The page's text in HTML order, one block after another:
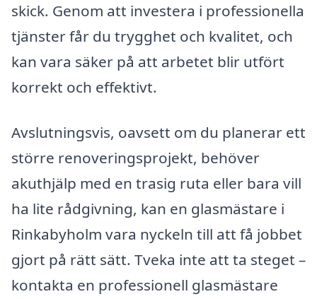
skick. Genom att investera i professionella
tjänster får du trygghet och kvalitet, och
kan vara säker på att arbetet blir utfört
korrekt och effektivt.
Avslutningsvis, oavsett om du planerar ett
större renoveringsprojekt, behöver
akuthjälp med en trasig ruta eller bara vill
ha lite rådgivning, kan en glasmästare i
Rinkabyholm vara nyckeln till att få jobbet
gjort på rätt sätt. Tveka inte att ta steget –
kontakta en professionell glasmästare